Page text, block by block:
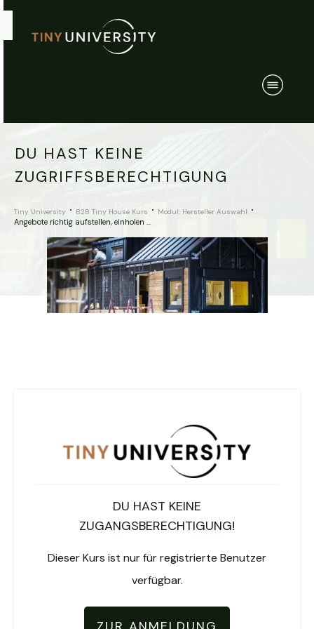
DU HAST KEINE
ZUGRIFFSBERECHTIGUNG
Tiny University B2B Tiny House Kurs Modul: Hersteller Auswahl
Angebote richtig aufstellen, einholen und kontrollieren
DU HAST KEINE
ZUGANGSBERECHTIGUNG!
Dieser Kurs ist nur für registrierte Benutzer
verfügbar.